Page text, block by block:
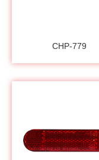
CHP-779